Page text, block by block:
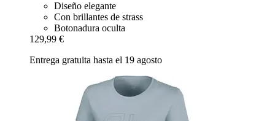
Diseño elegante
Con brillantes de strass
Botonadura oculta
129,99 €
Entrega gratuita hasta el 19 agosto